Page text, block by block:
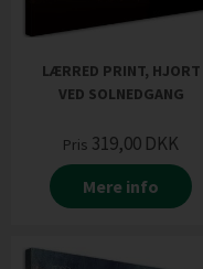
LÆRRED PRINT, HJORT
VED SOLNEDGANG
Pris 319,00 DKK
Mere info